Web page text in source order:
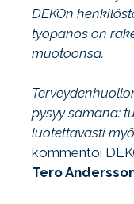
DEKOn
työpanos on
muotoonsa.
pysyy samana:
luotettavasti
kommentoi
Tero